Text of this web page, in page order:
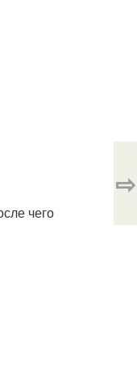
чего
⇨